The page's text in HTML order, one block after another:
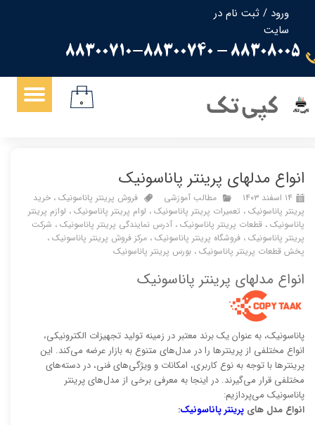
ورود / ثبت نام در
سایت
حساب کاربری من
تغییر گذر واژه
سفارشات
88308005 - 88300710-88300740
کپی تک ۰
انواع مدلهای پرینتر پاناسونیک
۱۴ اسفند ۱۴۰۳ مطالب آموزشی فروش پرینتر پاناسونیک ، خرید
پرینتر پاناسونیک ، تعمیرات پرینتر پاناسونیک ، لوام پرینتر پاناسونیک ، لوازم پرینتر
پاناسونیک ، قطعات پرینتر پاناسونیک ، آدرس نمایندگی پرینتر پاناسونیک ، شرکت
پرینتر پاناسونیک ، فروشگاه پرینتر پاناسونیک ، مرکز فروش پرینتر پاناسونیک ،
پخش قطعات پرینتر پاناسونیک ، بورس پرینتر پاناسونیک
انواع مدلهای پرینتر پاناسونیک
پاناسونیک، به عنوان یک برند معتبر در زمینه تولید تجهیزات الکترونیکی،
انواع مختلفی از پرینترها را در مدل‌های متنوع به بازار عرضه می‌کند. این
پرینترها با توجه به نوع کاربری، امکانات و ویژگی‌های فنی، در دسته‌های
مختلفی قرار می‌گیرند. در اینجا به معرفی برخی از مدل‌های پرینتر
پاناسونیک می‌پردازیم:
انواع مدل های پرینتر پاناسونیک: